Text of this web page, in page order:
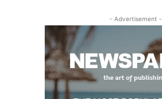
- Advertisement -